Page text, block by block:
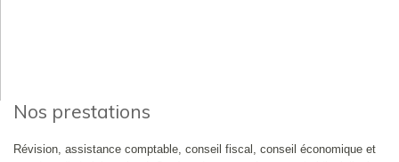
Nos prestations
Révision, assistance comptable, conseil fiscal, conseil économique et